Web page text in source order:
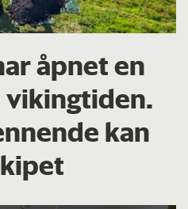
åpnet en
vikingtiden.
kan